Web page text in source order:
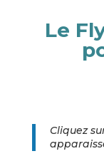
Le
Cliquez